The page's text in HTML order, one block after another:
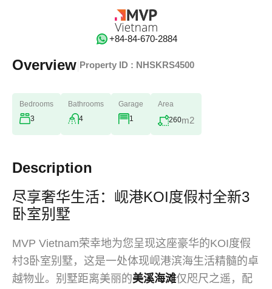
‭+84-84-670-2884‬
Overview Property ID : NHSKRS4500
Bedrooms
3
Bathrooms
4
Garage
1
Area
260m2
Description
尽享奢华生活：岘港KOI度假村全新3
卧室别墅
MVP Vietnam荣幸地为您呈现这座豪华的KOI度假
村3卧室别墅，这是一处体现岘港滨海生活精髓的卓
越物业。别墅距离美丽的美溪海滩仅咫尺之遥，配